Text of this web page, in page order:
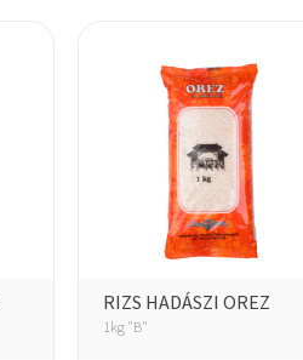
RIZS HADÁSZI OREZ
1kg "B"